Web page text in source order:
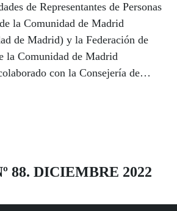
de Representantes de Personas
la Comunidad de Madrid
de Madrid) y la Federación de
la Comunidad de Madrid
con la Consejería de
88. DICIEMBRE 2022